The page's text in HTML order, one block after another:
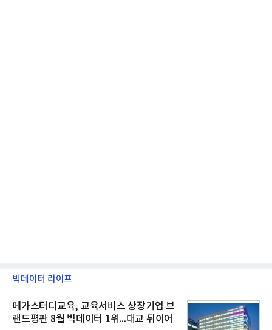
빅데이터 라이프
메가스터디교육, 교육서비스 상장기업 브
랜드평판 8월 빅데이터 1위...대교 뒤이어